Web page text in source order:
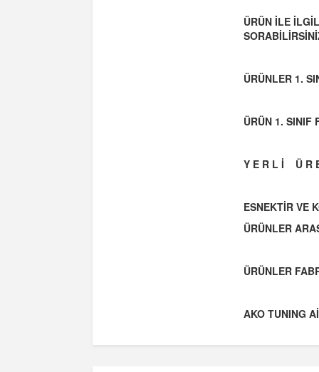
ÜRÜN İLE
ÜRÜNLER 1.
ÜRÜN 1. SINIF
Y E R L İ Ü R
ESNEKTİR VE
ÜRÜNLER
ÜRÜNLER
AKO TUNING